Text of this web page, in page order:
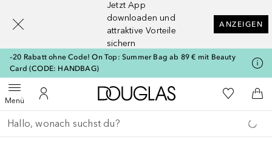
Jetzt App
downloaden und
attraktive Vorteile
sichern
ANZEIGEN
–20 Rabatt ohne Code! On Top: Summer Bag ab 89 € mit Beauty
Card (CODE: HANDBAG)
MenüMenü öffnenZu Meinem Kundenkonto
Zur Douglas Startseite
Zu Meiner
Gehe zurück
Suche ausführen
[navigation.slideout.screenreader]